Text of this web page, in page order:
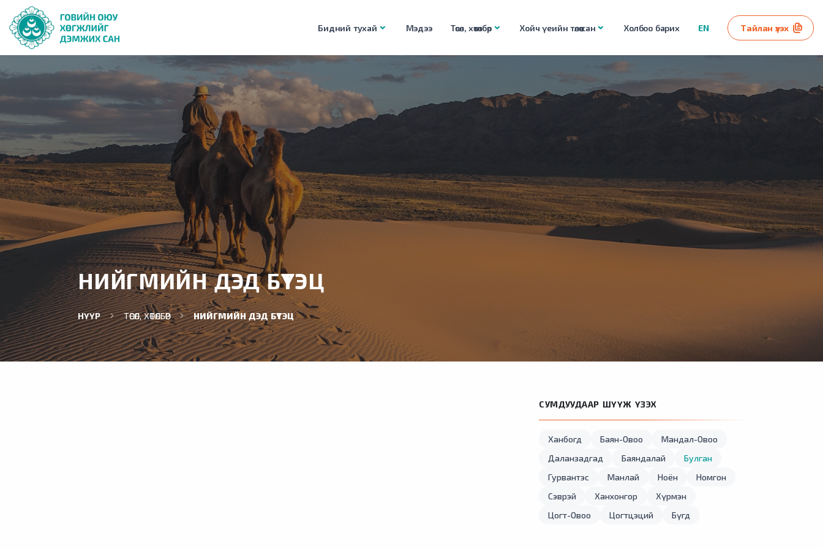
Бидний тухай Мэдээ Төсөл, хөтөлбөр Хойч үеийн төлөө сан Холбоо барих EN Тайлан үзэх
НИЙГМИЙН ДЭД БҮТЭЦ
НҮҮР ТӨСӨЛ, ХӨТӨЛБӨР НИЙГМИЙН ДЭД БҮТЭЦ
СУМДУУДААР ШҮҮЖ ҮЗЭХ
Ханбогд Баян-Овоо
Мандал-Овоо
Даланзадгад
Баяндалай
Булган
Гурвантэс
Манлай Ноён
Номгон
Сэврэй
Ханхонгор
Хүрмэн
Цогт-Овоо
Цогтцэций Бүгд